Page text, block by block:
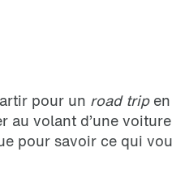
pour un road trip
au volant d’une
pour savoir ce qui